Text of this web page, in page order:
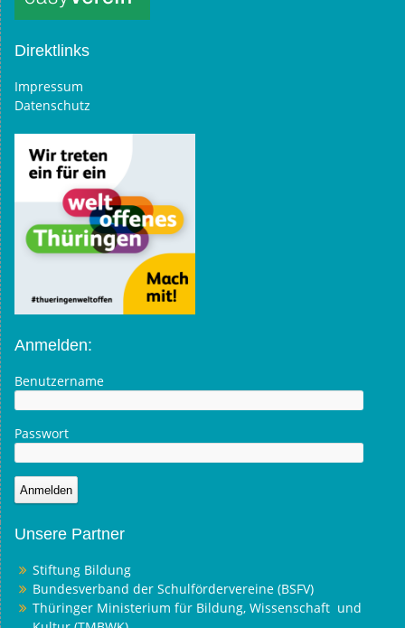
Direktlinks
Impressum
Datenschutz
Anmelden:
Benutzername
Passwort
Unsere Partner
Stiftung Bildung
Bundesverband der Schulfördervereine (BSFV)
Thüringer Ministerium für Bildung, Wissenschaft und